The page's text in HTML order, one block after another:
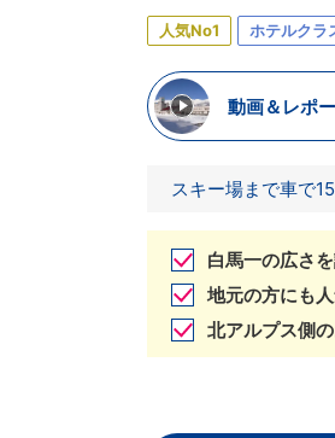
人気No1 ホテルクラ
動画＆レポ
スキー場まで車で
白馬一の広さ
地元の方にも
北アルプス側